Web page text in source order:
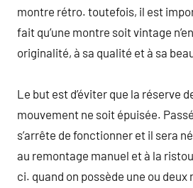
montre rétro. toutefois, il est
fait qu’une montre soit vintage
originalité, à sa qualité et à sa
Le but est d’éviter que la réserve
mouvement ne soit épuisée.
s’arrête de fonctionner et il sera
au remontage manuel et à la
ci. quand on possède une ou